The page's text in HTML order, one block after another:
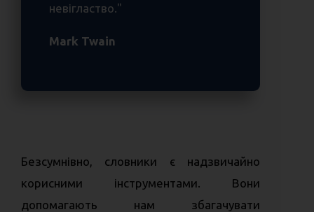
невігластво."
Mark Twain
Безсумнівно, словники є надзвичайно
корисними інструментами. Вони
допомагають нам збагачувати